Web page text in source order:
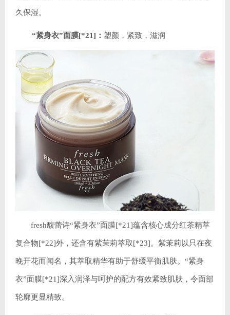
久保湿。
“紧身衣”面膜[*21]： 塑颜，紧致，滋润
fresh馥蕾诗“紧身衣”面膜[*21]蕴含核心成分红茶精萃
复合物[*22]外，还含有紫茉莉萃取[*23]。紫茉莉以只在夜
晚开花而闻名，其萃取精华有助于舒缓平衡肌肤。“紧身
衣”面膜[*21]深入润泽与呵护的配方有效紧致肌肤，令面部
轮廓更显精致。